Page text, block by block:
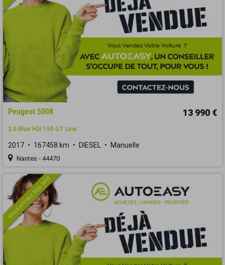
Peugeot 5008 13 990 €
2.0 Blue HDI 150 GT Line
2017 167458 km DIESEL Manuelle
Nantes - 44470
Vous arrivez trop tard